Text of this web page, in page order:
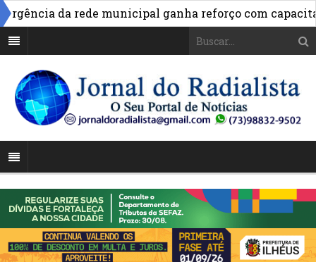
da rede municipal ganha reforço com capacitação